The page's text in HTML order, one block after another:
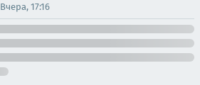
Вчера, 17:16